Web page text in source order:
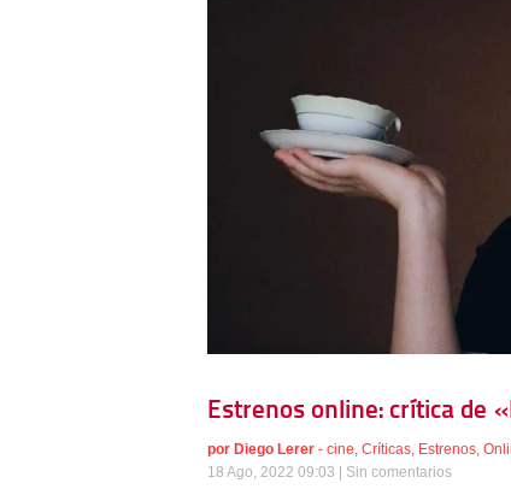
Estrenos online: crítica de
por Diego Lerer - cine Críticas Estrenos
18 Ago, 2022 09:03 | Sin comentarios